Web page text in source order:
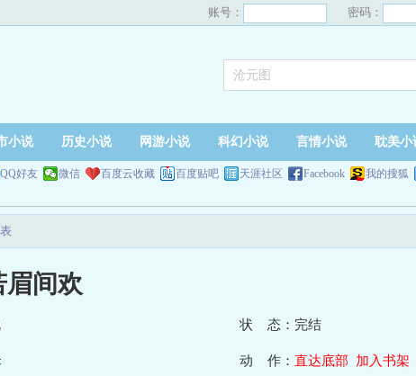
账号： 密码：
小说 历史小说 网游小说 科幻小说 言情小说 耽美小
QQ好友 微信 百度云收藏 百度贴吧 天涯社区 Facebook 我的搜狐
眉间欢
状 态：完结
动 作： 直达底部 加入书架